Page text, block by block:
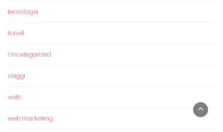
tecnologia
travel
Uncategorized
viaggi
web
web marketing